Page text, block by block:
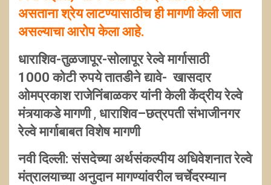
असताना श्रेय लाटण्यासाठीच ही मागणी केली जात
असल्याचा आरोप केला आहे.
धाराशिव-तुळजापूर-सोलापूर रेल्वे मार्गासाठी
1000 कोटी रुपये तातडीने द्यावे- खासदार
ओमप्रकाश राजेनिंबाळकर यांनी केली केंद्रीय रेल्वे
मंत्र्याकडे मागणी, धाराशिव–छत्रपती संभाजीनगर
रेल्वे मार्गाबाबत विशेष मागणी
नवी दिल्ली: संसदेच्या अर्थसंकल्पीय अधिवेशनात रेल्वे
मंत्रालयाच्या अनुदान मागण्यांवरील चर्चेदरम्यान